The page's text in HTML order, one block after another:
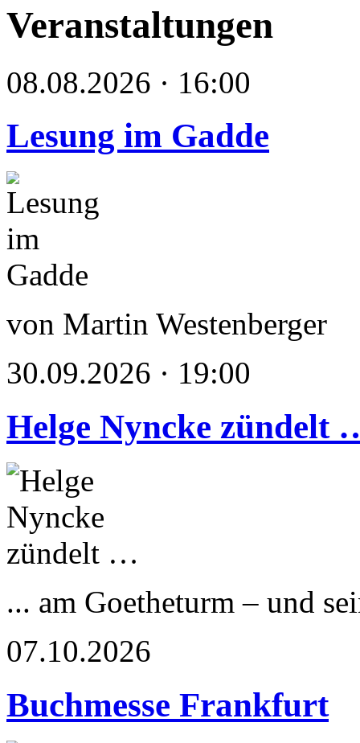
Veranstaltungen
08.08.2026 · 16:00
Lesung im Gadde
von Martin Westenberger
30.09.2026 · 19:00
Helge Nyncke zündelt
... am Goetheturm – und
07.10.2026
Buchmesse Frankfurt